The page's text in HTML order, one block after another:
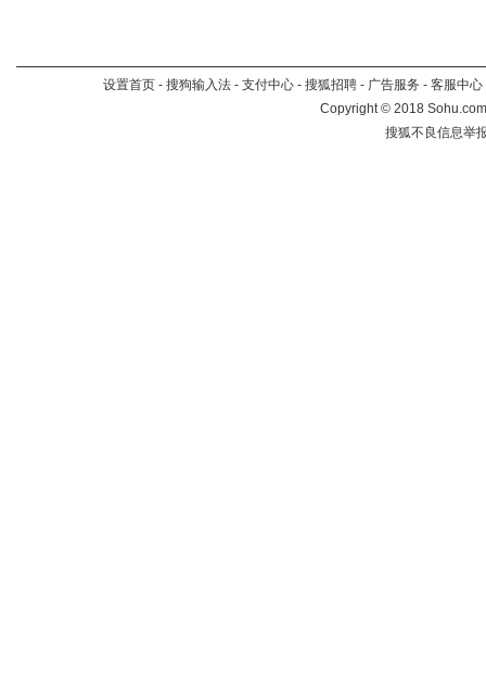
设置首页 - 搜狗输入法 - 支付中心 - 搜狐招聘 - 广告服务 - 客服中心
Copyright©2018
搜狐不良信息举